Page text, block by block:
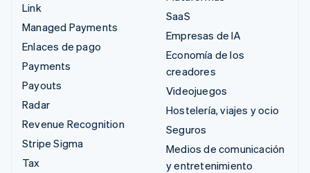
Link
Managed Payments
Enlaces de pago
Payments
Payouts
Radar
Revenue Recognition
Stripe Sigma
Tax
SaaS
Empresas de IA
Economía de los
creadores
Videojuegos
Hostelería, viajes y ocio
Seguros
Medios de comunicación
y entretenimiento